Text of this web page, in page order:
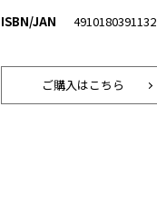
ISBN/JAN
4910180391132
ご購入はこちら